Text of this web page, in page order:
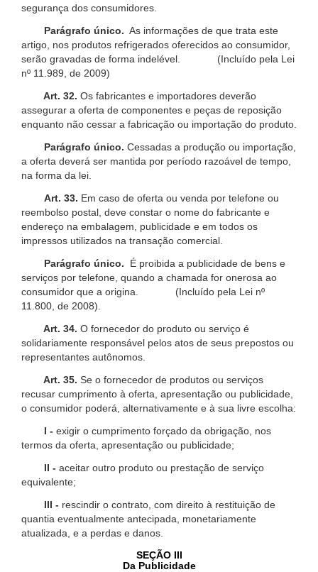
segurança dos consumidores.
Parágrafo único. As informações de que trata este
artigo, nos produtos refrigerados oferecidos ao consumidor,
serão gravadas de forma indelével. (Incluído pela Lei
nº 11.989, de 2009)
Art. 32. Os fabricantes e importadores deverão
assegurar a oferta de componentes e peças de reposição
enquanto não cessar a fabricação ou importação do produto.
Parágrafo único. Cessadas a produção ou importação,
a oferta deverá ser mantida por período razoável de tempo,
na forma da lei.
Art. 33. Em caso de oferta ou venda por telefone ou
reembolso postal, deve constar o nome do fabricante e
endereço na embalagem, publicidade e em todos os
impressos utilizados na transação comercial.
Parágrafo único.
É proibida a publicidade de bens e
serviços por telefone, quando a chamada for onerosa ao
consumidor que a origina. (Incluído pela Lei nº
11.800, de 2008).
Art. 34. O fornecedor do produto ou serviço é
solidariamente responsável pelos atos de seus prepostos ou
representantes autônomos.
Art. 35. Se o fornecedor de produtos ou serviços
recusar cumprimento à oferta, apresentação ou publicidade,
o consumidor poderá, alternativamente e à sua livre escolha:
I - exigir o cumprimento forçado da obrigação, nos
termos da oferta, apresentação ou publicidade;
II - aceitar outro produto ou prestação de serviço
equivalente;
III - rescindir o contrato, com direito à restituição de
quantia eventualmente antecipada, monetariamente
atualizada, e a perdas e danos.
SEÇÃO III
Da Publicidade